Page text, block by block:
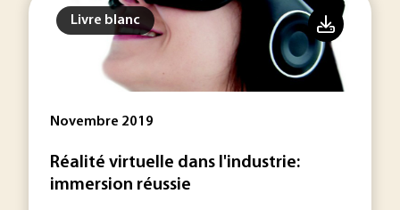
Livre blanc
Novembre 2019
Réalité virtuelle dans l'industrie:
immersion réussie